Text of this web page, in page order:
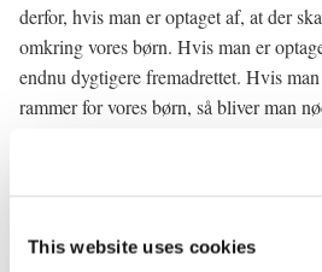
This website uses cookies
derfor, hvis man er optaget af, at der
omkring vores børn. Hvis man er
endnu dygtigere fremadrettet. Hvis
rammer for vores børn, så bliver man
Spørger: ... men hvorfor er I løbet fra